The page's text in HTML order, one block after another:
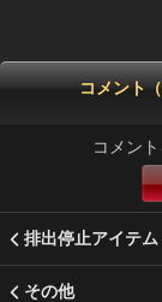
コメント
コメン
排出停止アイテム
その他